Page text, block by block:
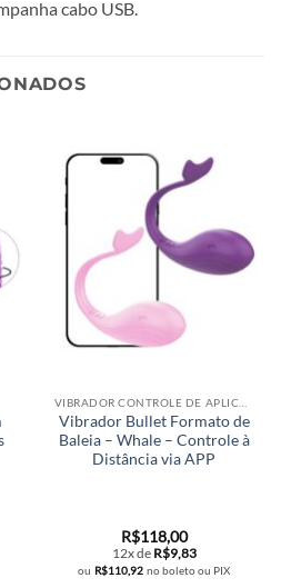
cabo USB.
Vibrador Bullet Formato de
Baleia – Whale – Controle à
Distância via APP
R$118,00
12x de R$9,83
ou R$110,92 no boleto ou PIX